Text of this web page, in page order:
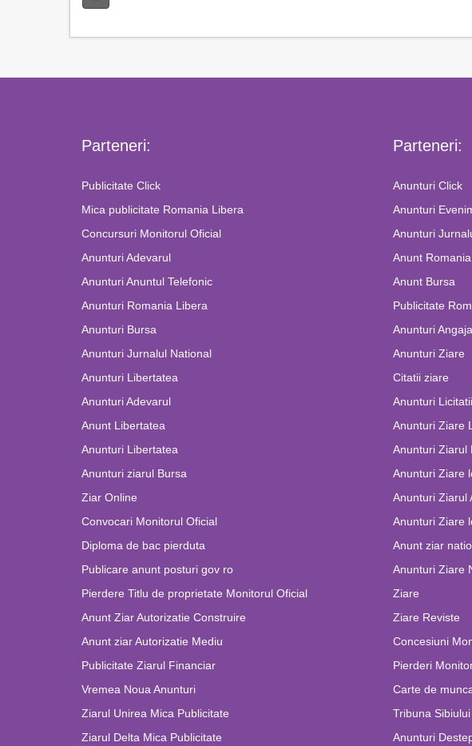
Parteneri:
Publicitate Click
Mica publicitate Romania Libera
Concursuri Monitorul Oficial
Anunturi Adevarul
Anunturi Anuntul Telefonic
Anunturi Romania Libera
Anunturi Bursa
Anunturi Jurnalul National
Anunturi Libertatea
Anunturi Adevarul
Anunt Libertatea
Anunturi Libertatea
Anunturi ziarul Bursa
Ziar Online
Convocari Monitorul Oficial
Diploma de bac pierduta
Publicare anunt posturi gov ro
Pierdere Titlu de proprietate Monitorul Oficial
Anunt Ziar Autorizatie Construire
Anunt ziar Autorizatie Mediu
Publicitate Ziarul Financiar
Vremea Noua Anunturi
Ziarul Unirea Mica Publicitate
Ziarul Delta Mica Publicitate
Parteneri:
Anunturi Click
Anunturi
Anunturi
Anunt
Anunt Bursa
Publicitate
Anunturi
Anunturi Ziare
Citatii ziare
Anunturi
Anunturi Ziare
Anunturi Ziarul
Anunturi Ziare
Anunturi Ziarul
Anunturi Ziare
Anunt ziar
Anunturi Ziare
Ziare
Ziare Reviste
Concesiuni
Pierderi
Carte de
Tribuna
Anunturi